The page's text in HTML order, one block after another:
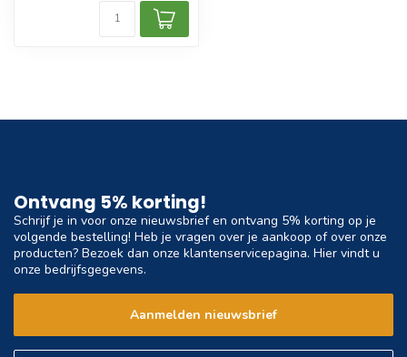
Ontvang 5% korting!
Schrijf je in voor onze nieuwsbrief en ontvang 5% korting op je
volgende bestelling! Heb je vragen over je aankoop of over onze
producten? Bezoek dan onze klantenservicepagina. Hier vindt u
onze bedrijfsgegevens.
Aanmelden nieuwsbrief